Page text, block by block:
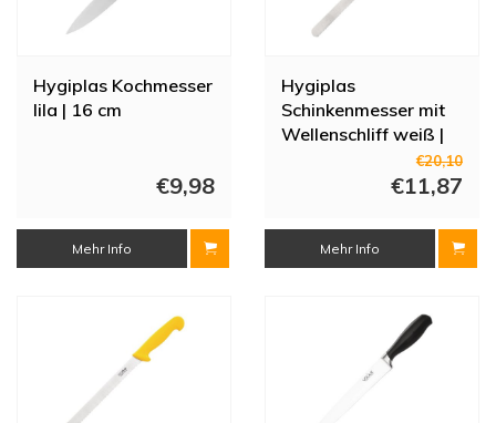
Hygiplas Kochmesser
lila | 16 cm
€9,98
Mehr Info
Hygiplas
Schinkenmesser mit
Wellenschliff weiß |
€20,10
€11,87
Mehr Info